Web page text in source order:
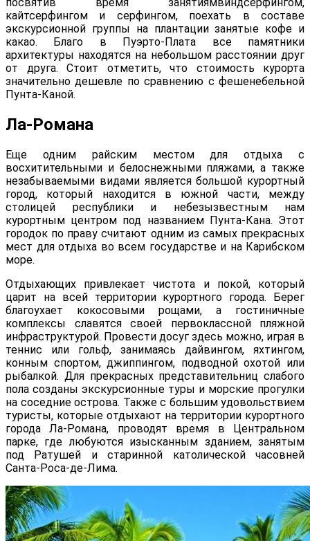
посвятив время занятиямвиндсерфингом,
кайтсерфингом и серфингом, поехать в составе
экскурсионной группы на плантации занятые кофе и
какао. Благо в Пуэрто-Плата все памятники
архитектуры находятся на небольшом расстоянии друг
от друга. Стоит отметить, что стоимость курорта
значительно дешевле по сравнению с фешенебельной
Пунта-Каной.
Ла-Романа
Еще одним райским местом для отдыха с
восхитительными и белоснежными пляжами, а также
незабываемыми видами является большой курортный
город, который находится в южной части, между
столицей республики и небезызвестным нам
курортным центром под названием Пунта-Кана. Этот
городок по праву считают одним из самых прекрасных
мест для отдыха во всем государстве и на Карибском
море.
Отдыхающих привлекает чистота и покой, который
царит на всей территории курортного города. Берег
благоухает кокосовыми рощами, а гостиничные
комплексы славятся своей первоклассной пляжной
инфраструктурой. Провести досуг здесь можно, играя в
теннис или гольф, занимаясь дайвингом, яхтингом,
конным спортом, джиппингом, подводной охотой или
рыбалкой. Для прекрасных представительниц слабого
пола созданы экскурсионные туры и морские прогулки
на соседние острова. Также с большим удовольствием
туристы, которые отдыхают на территории курортного
города Ла-Романа, проводят время в Центральном
парке, где любуются изысканным зданием, занятым
под Ратушей и старинной католической часовней
Санта-Роса-де-Лима.